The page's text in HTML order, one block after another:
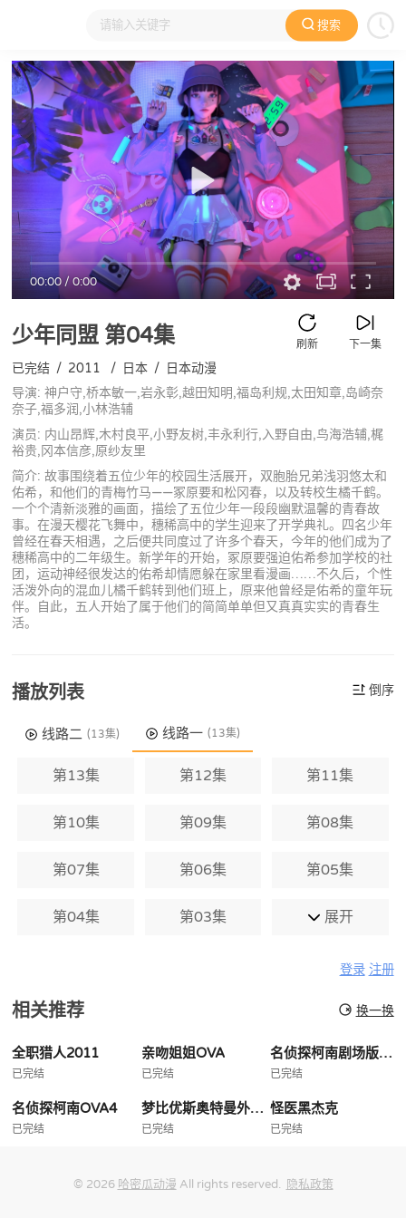
搜索
大家在看 日本动漫 国产动漫 欧美动漫 动漫电影
00:00/0:00
少年同盟 第04集 下一集
刷新
已完结 / 2011 / 日本 / 日本动漫
导演: 神户守,桥本敏一,岩永彰,越田知明,福岛利规,太田知章,岛崎奈
奈子,福多润,小林浩辅
演员: 内山昂辉,木村良平,小野友树,丰永利行,入野自由,鸟海浩辅,梶
裕贵,冈本信彦,原纱友里
简介: 故事围绕着五位少年的校园生活展开，双胞胎兄弟浅羽悠太和
佑希，和他们的青梅竹马——冢原要和松冈春，以及转校生橘千鹤。
一个个清新淡雅的画面，描绘了五位少年一段段幽默温馨的青春故
事。在漫天樱花飞舞中，穗稀高中的学生迎来了开学典礼。四名少年
曾经在春天相遇，之后便共同度过了许多个春天，今年的他们成为了
穗稀高中的二年级生。新学年的开始，冢原要强迫佑希参加学校的社
团，运动神经很发达的佑希却情愿躲在家里看漫画……不久后，个性
活泼外向的混血儿橘千鹤转到他们班上，原来他曾经是佑希的童年玩
伴。自此，五人开始了属于他们的简简单单但又真真实实的青春生
活。
播放列表 倒序
线路二 (13集) 线路一 (13集)
第13集 第12集 第11集
第10集 第09集 第08集
第07集 第06集 第05集
第04集 第03集 展开
登录 注册
相关推荐 换一换
全职猎人2011
已完结
亲吻姐姐OVA
已完结
名侦探柯南剧场版国语版
已完结
名侦探柯南OVA4
已完结
梦比优斯奥特曼外传亡灵复活
已完结
怪医黑杰克
已完结
© 2026 哈密瓜动漫 All rights reserved. 隐私政策